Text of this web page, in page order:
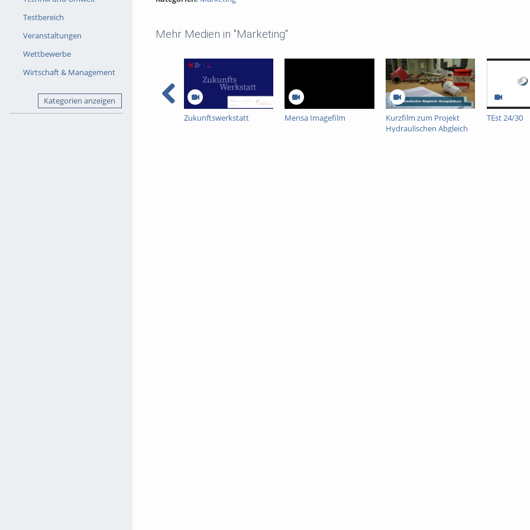
Testbereich
Veranstaltungen
Wettbewerbe
Wirtschaft & Management
Kategorien anzeigen
Mehr Medien in "Marketing"
Zukunftswerkstatt Mensa Imagefilm
Kurzfilm zum Projekt
Hydraulischen Abgleich
TEst 24/30